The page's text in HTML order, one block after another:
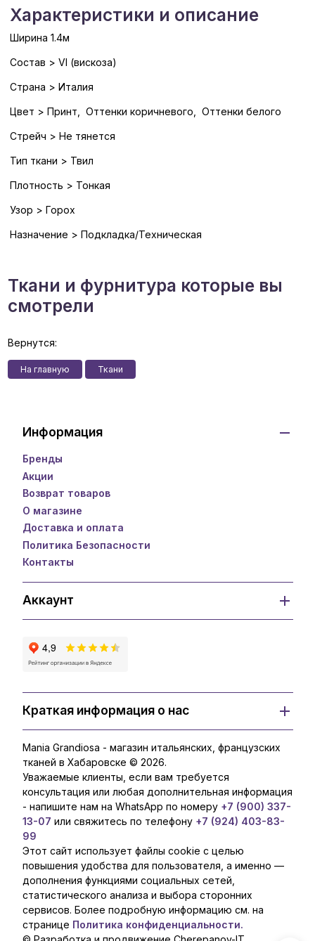
Характеристики и описание
Ширина 1.4м
Состав > VI (вискоза)
Страна > Италия
Цвет > Принт, Оттенки коричневого, Оттенки белого
Стрейч > Не тянется
Тип ткани > Твил
Плотность > Тонкая
Узор > Горох
Назначение > Подкладка/Техническая
Ткани и фурнитура которые вы
смотрели
Вернутся:
На главную Ткани
Информация
Бренды
Акции
Возврат товаров
О магазине
Доставка и оплата
Политика Безопасности
Контакты
Аккаунт
Краткая информация о нас
Mania Grandiosa - магазин итальянских, французских
тканей в Хабаровске © 2026.
Уважаемые клиенты, если вам требуется
консультация или любая дополнительная информация
- напишите нам на WhatsApp по номеру +7 (900) 337-
13-07 или свяжитесь по телефону +7 (924) 403-83-
99
Этот сайт использует файлы cookie с целью
повышения удобства для пользователя, а именно —
дополнения функциями социальных сетей,
статистического анализа и выбора сторонних
сервисов. Более подробную информацию см. на
странице Политика конфиденциальности.